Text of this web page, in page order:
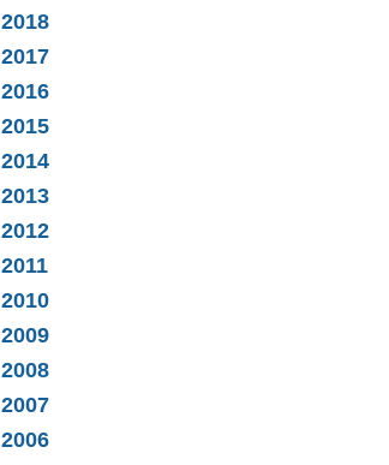
2018
2017
2016
2015
2014
2013
2012
2011
2010
2009
2008
2007
2006